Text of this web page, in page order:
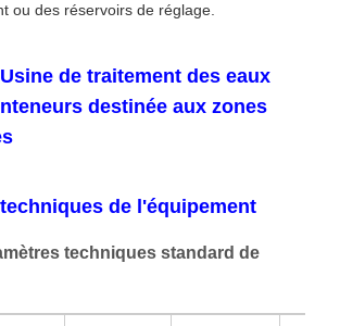
ou des réservoirs de réglage.
de l'équipement
techniques standard de